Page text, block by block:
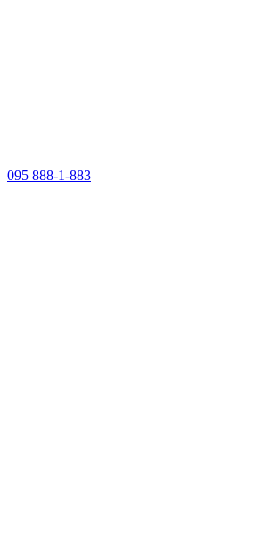
095 888-1-883